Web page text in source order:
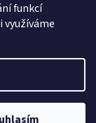
funkcí
využíváme